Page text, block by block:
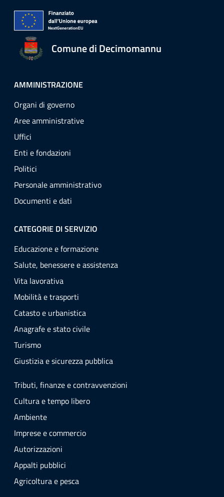
Comune di Decimomannu
AMMINISTRAZIONE
Organi di governo
Aree amministrative
Uffici
Enti e fondazioni
Politici
Personale amministrativo
Documenti e dati
CATEGORIE DI SERVIZIO
Educazione e formazione
Salute, benessere e assistenza
Vita lavorativa
Mobilità e trasporti
Catasto e urbanistica
Anagrafe e stato civile
Turismo
Giustizia e sicurezza pubblica
Tributi, finanze e contravvenzioni
Cultura e tempo libero
Ambiente
Imprese e commercio
Autorizzazioni
Appalti pubblici
Agricoltura e pesca